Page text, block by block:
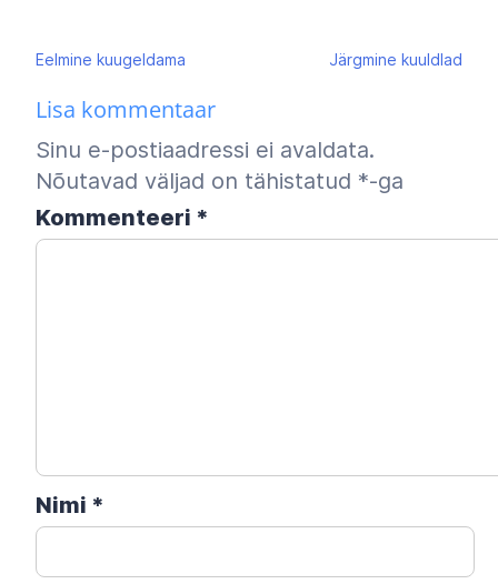
Navigeerimine
Eelmine kuugeldama Järgmine kuuldlad
Lisa kommentaar
Sinu e-postiaadressi ei avaldata.
Nõutavad väljad on tähistatud *-ga
Kommenteeri *
Nimi *